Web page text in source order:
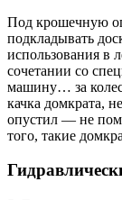
Под крошечную
подкладывать
использования в
сочетании со
машину… за
качка домкрата,
опустил — не
того, такие